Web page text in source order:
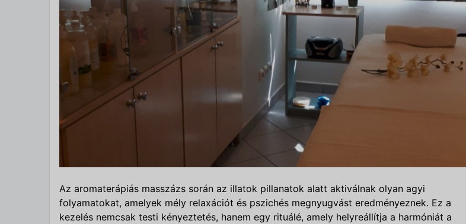
Az aromaterápiás masszázs során az illatok pillanatok alatt aktiválnak olyan agyi
folyamatokat, amelyek mély relaxációt és pszichés megnyugvást eredményeznek. Ez a
kezelés nemcsak testi kényeztetés, hanem egy rituálé, amely helyreállítja a harmóniát a